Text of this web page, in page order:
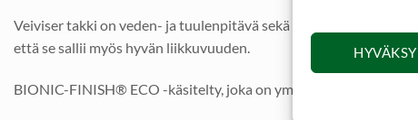
Veiviser takki on veden- ja tuulenpitävä sekä hengittävä takki
että se sallii myös hyvän liikkuvuuden.
BIONIC-FINISH® ECO -käsitelty, joka on ympäristöystävällinen